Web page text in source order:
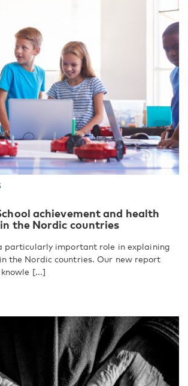
achievement and health
the Nordic countries
particularly important role in explaining
the Nordic countries. Our new report
[...]